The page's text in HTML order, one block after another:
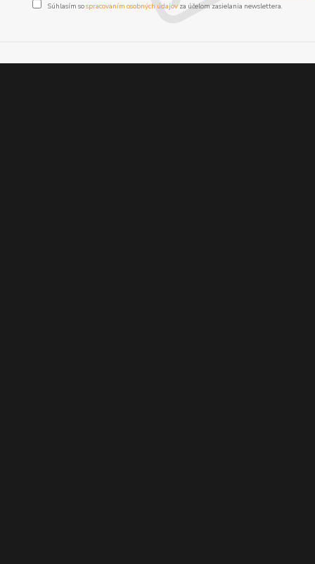
Súhlasím sospracovaním osobných údajov za účelom zasielania newslettera.